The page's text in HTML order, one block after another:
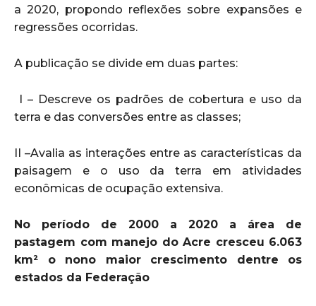
a 2020, propondo reflexões sobre expansões e
regressões ocorridas.
A publicação se divide em duas partes:
I – Descreve os padrões de cobertura e uso da
terra e das conversões entre as classes;
II –Avalia as interações entre as características da
paisagem e o uso da terra em atividades
econômicas de ocupação extensiva.
No período de 2000 a 2020 a área de
pastagem com manejo do Acre cresceu 6.063
km² o nono maior crescimento dentre os
estados da Federação